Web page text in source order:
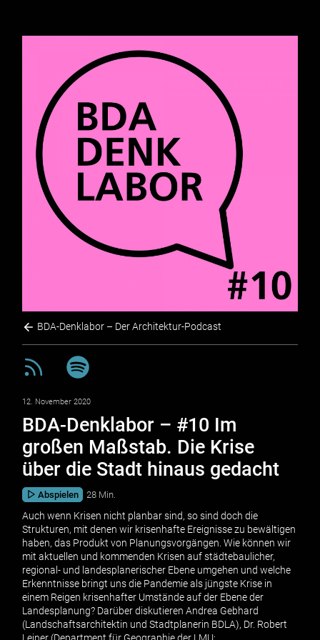
BDA-Denklabor – Der Architektur-Podcast
12. November 2020
BDA-Denklabor – #10 Im
großen Maßstab. Die Krise
über die Stadt hinaus gedacht
Abspielen 28 Min.
Auch wenn Krisen nicht planbar sind, so sind doch die
Strukturen, mit denen wir krisenhafte Ereignisse zu bewältigen
haben, das Produkt von Planungsvorgängen. Wie können wir
mit aktuellen und kommenden Krisen auf städtebaulicher,
regional- und landesplanerischer Ebene umgehen und welche
Erkenntnisse bringt uns die Pandemie als jüngste Krise in
einem Reigen krisenhafter Umstände auf der Ebene der
Landesplanung? Darüber diskutieren Andrea Gebhard
(Landschaftsarchitektin und Stadtplanerin BDLA), Dr. Robert
Leiner (Department für Geographie der LMU: